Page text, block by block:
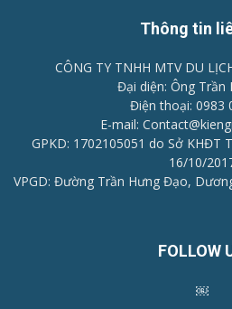
Thông tin
CÔNG TY TNHH MTV DU
Đại diện: Ông Trần
Điện thoại: 0983
E-mail:
GPKD: 1702105051 do Sở KHĐT
16/10/
VPGD: Đường Trần Hưng Đạo,
FOLLOW
￼